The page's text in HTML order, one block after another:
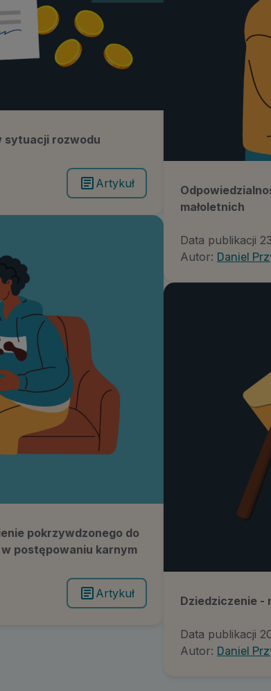
sytuacji rozwodu
Artykuł
pokrzywdzonego do
postępowaniu karnym
Artykuł
małoletnich
Data publikacji
Autor: Daniel
Dziedziczenie -
Data publikacji
Autor: Daniel